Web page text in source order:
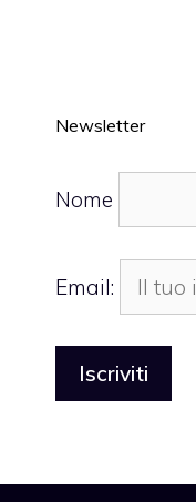
Newsletter
Nome
Email: